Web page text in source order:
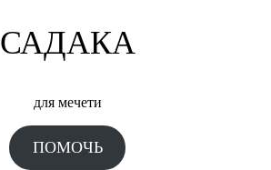
САДАКА
для мечети
ПОМОЧЬ